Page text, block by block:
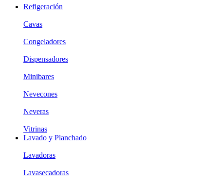
Refigeración
Cavas
Congeladores
Dispensadores
Minibares
Nevecones
Neveras
Vitrinas
Lavado y Planchado
Lavadoras
Lavasecadoras